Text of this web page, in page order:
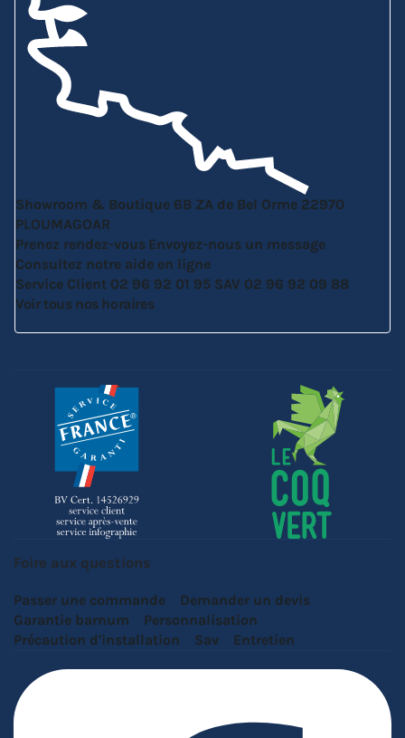
Showroom & Boutique 6B ZA de Bel Orme 22970
PLOUMAGOAR
Prenez rendez-vous Envoyez-nous un message
Consultez notre aide en ligne
Service Client 02 96 92 01 95 SAV 02 96 92 09 88
Voir tous nos horaires
Foire aux questions
Passer une commande
Demander un devis
Garantie barnum
Personnalisation
Précaution d'installation
Sav Entretien